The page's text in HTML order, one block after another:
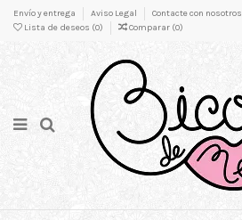
Envío y entrega Aviso Legal
Contacte con nosotros
Lista de deseos (0) Comparar (0)